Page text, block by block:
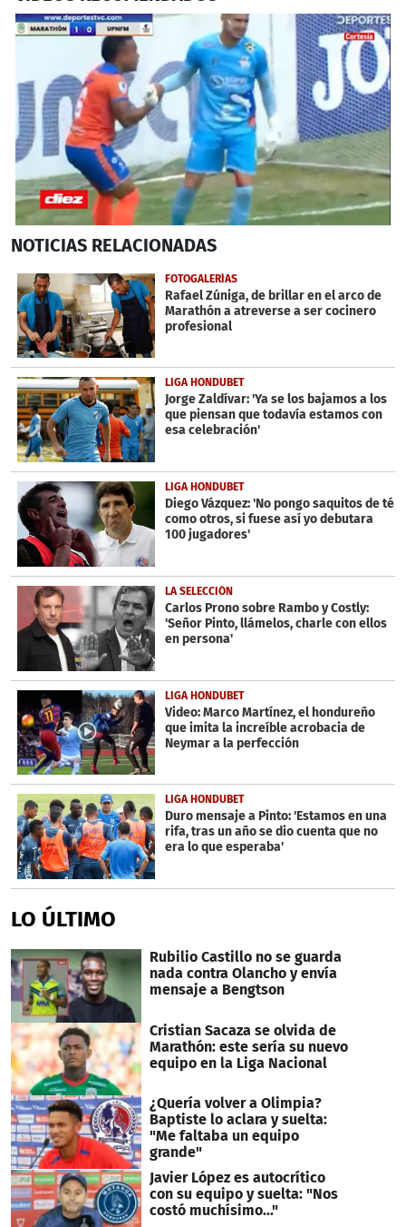
seconds
1
minute,
6
seconds
NOTICIAS RELACIONADAS
FOTOGALERÍAS
Rafael Zúniga, de brillar en el arco de
Marathón a atreverse a ser cocinero
profesional
LIGA HONDUBET
Jorge Zaldívar: 'Ya se los bajamos a los
que piensan que todavía estamos con
esa celebración'
LIGA HONDUBET
Diego Vázquez: 'No pongo saquitos de té
como otros, si fuese así yo debutara
100 jugadores'
LA SELECCIÓN
Carlos Prono sobre Rambo y Costly:
'Señor Pinto, llámelos, charle con ellos
en persona'
LIGA HONDUBET
Video: Marco Martínez, el hondureño
que imita la increíble acrobacia de
Neymar a la perfección
LIGA HONDUBET
Duro mensaje a Pinto: 'Estamos en una
rifa, tras un año se dio cuenta que no
era lo que esperaba'
LO ÚLTIMO
Rubilio Castillo no se guarda
nada contra Olancho y envía
mensaje a Bengtson
Cristian Sacaza se olvida de
Marathón: este sería su nuevo
equipo en la Liga Nacional
¿Quería volver a Olimpia?
Baptiste lo aclara y suelta:
"Me faltaba un equipo
grande"
Javier López es autocrítico
con su equipo y suelta: "Nos
costó muchísimo..."